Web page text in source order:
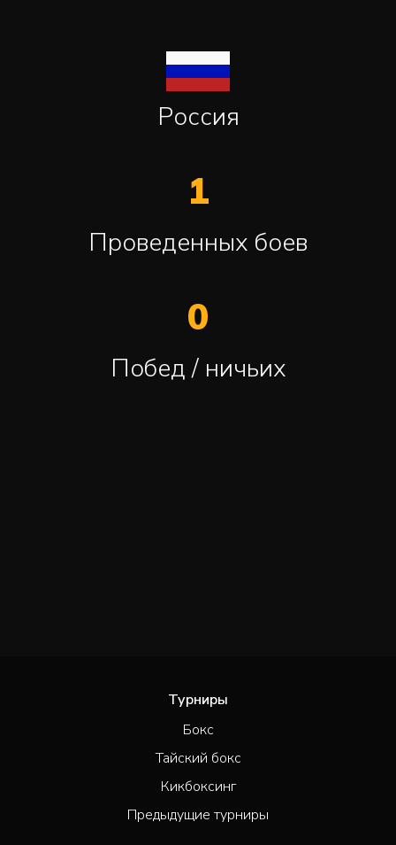
Россия
1
Проведенных боев
0
Побед / ничьих
Турниры
Бокс
Тайский бокс
Кикбоксинг
Предыдущие турниры